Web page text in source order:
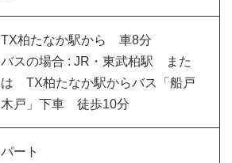
TX柏たなか駅から 車8分
バスの場合 : JR・東武柏駅 また
は TX柏たなか駅からバス「船戸
木戸」下車 徒歩10分
パート